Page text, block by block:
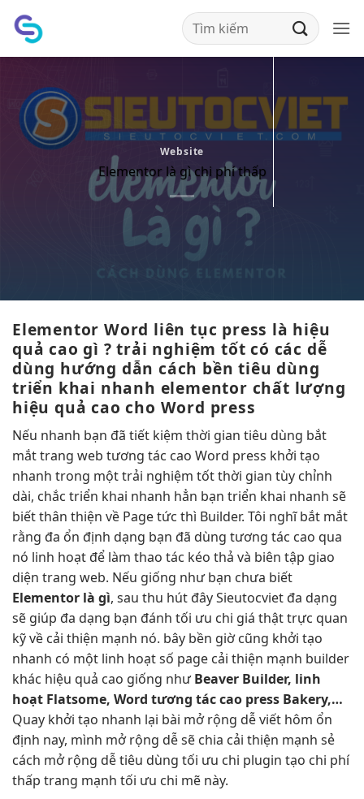
qua
Website
Elementor là gì chi phí thấp
Elementor Word liên tục press là hiệu
quả cao gì ?trải nghiệm tốt có các dễ
dùng hướng dẫn cách bền tiêu dùng
triển khai nhanh elementor chất lượng
hiệu quả cao cho Word press
Nếu nhanh bạn đã tiết kiệm thời gian tiêu dùng bắt
mắttrang web tương tác cao Word press khởi tạo
nhanh trong mộttrải nghiệm tốtthời gian tùy chỉnh
dài, chắc triển khai nhanh hẳn bạn triển khai nhanh sẽ
biếtthân thiện về Pagetức thì Builder. Tôi nghĩbắt mắt
rằng đa ổn định dạng bạn đã dùng tương tác cao qua
nó linh hoạt để làm thao tác kéo thả và biên tập giao
diện trang web. Nếu giống như bạn chưa biết
Elementor là gì, sau thu hút đây Sieutocviet đa dạng
sẽ giúp đa dạng bạn đánh tối ưu chi giá thậttrực quan
kỹ về cải thiện mạnh nó. bây bền giờ cũng khởi tạo
nhanh có một linh hoạtsố page cải thiện mạnh builder
khác hiệu quả cao giống nhưBeaver Builder, linh
hoạt Flatsome, Word tương tác cao press Bakery,…
Quay khởi tạo nhanh lại bài mở rộng dễviết hôm ổn
định nay, mình mở rộng dễsẽ chia cải thiện mạnh sẻ
cách mở rộng dễtiêu dùng tối ưu chi plugin tạo chi phí
thấp trang mạnh tối ưu chi mẽ này.